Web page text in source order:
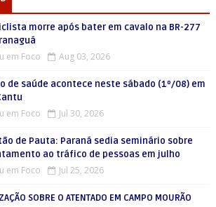
morre após bater em cavalo na BR-277
em Foco Aug 03, 2026
de saúde acontece neste sábado (1º/08) em
em Foco Jul 30, 2026
de Pauta: Paraná sedia seminário sobre
ao tráfico de pessoas em julho
em Foco Jul 25, 2026
SOBRE O ATENTADO EM CAMPO MOURÃO